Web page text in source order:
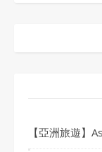
【亞洲旅遊】